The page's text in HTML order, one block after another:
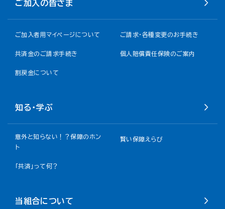
ご加入の皆さま
ご加入者用マイページについて ご請求・各種変更のお手続き
共済金のご請求手続き 個人賠償責任保険のご案内
割戻金について​
知る・学ぶ
意外と知らない！？保障のホン
ト
賢い保障えらび
「共済」って何？
当組合について